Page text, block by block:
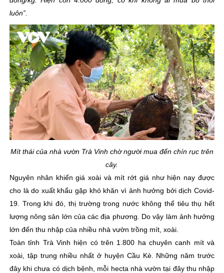
luôn”.
Mít thái của nhà vườn Trà Vinh chờ người mua đến chín rục trên
cây.
Nguyên nhân khiến giá xoài và mít rớt giá như hiện nay được
cho là do xuất khẩu gặp khó khăn vì ảnh hưởng bởi dịch Covid-
19. Trong khi đó, thị trường trong nước không thể tiêu thụ hết
lượng nông sản lớn của các địa phương. Do vậy làm ảnh hưởng
lớn đến thu nhập của nhiều nhà vườn trồng mít, xoài.
Toàn tỉnh Trà Vinh hiện có trên 1.800 ha chuyên canh mít và
xoài, tập trung nhiều nhất ở huyện Cầu Kè. Những năm trước
đây khi chưa có dịch bệnh, mỗi hecta nhà vườn tại đây thu nhập